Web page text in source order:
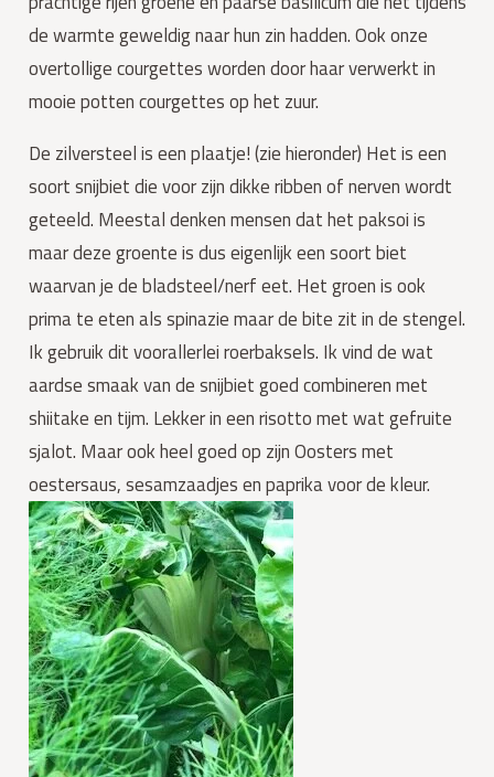
de warmte geweldig naar hun zin hadden. Ook onze
overtollige courgettes worden door haar verwerkt in
mooie potten courgettes op het zuur.
De zilversteel is een plaatje! (zie hieronder) Het is een
soort snijbiet die voor zijn dikke ribben of nerven wordt
geteeld. Meestal denken mensen dat het paksoi is
maar deze groente is dus eigenlijk een soort biet
waarvan je de bladsteel/nerf eet. Het groen is ook
prima te eten als spinazie maar de bite zit in de stengel.
Ik gebruik dit voorallerlei roerbaksels. Ik vind de wat
aardse smaak van de snijbiet goed combineren met
shiitake en tijm. Lekker in een risotto met wat gefruite
sjalot. Maar ook heel goed op zijn Oosters met
oestersaus, sesamzaadjes en paprika voor de kleur.